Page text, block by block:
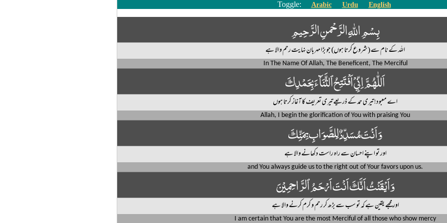
Toggle: Arabic Urdu English
بِسْمِ اللهِ الرَّحْمنِ الرَّحِيمِ
اللہ کے نام سے (شروع کرتا ہوں) جو بڑا مہربان نہایت رحم والا ہے
In The Name Of Allah, The Beneficent, The Merciful
اَللّٰهُمَّ اِنِّيْ اَفْتَتِحُ ٱلثَّنَآءَ بِحَمْدِكَ
اے معبود! تیری حمد کے ذریعے تیری تعریف کا آغاز کرتا ہوں
Allah, I begin the glorification of You with praising You
وَاَنْتَ مُسَدِّدٌ لِلصَّوَابِ بِمَنِّكَ
اور تو اپنے احسان سے راہ راست دکھانے والا ہے
and You always guide us to the right out of Your favors upon us.
وَاَيْقَنْتُ اَنَّكَ اَنْتَ اَرْحَمُ ٱلرَّاحِمِيْنَ
اور مجھے یقین ہے کہ تو سب سے بڑھ کر رحم و کرم کرنے والا ہے
I am certain that You are the most Merciful of all those who show mercy